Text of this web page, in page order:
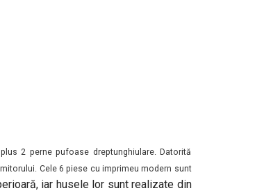
2 perne pufoase dreptunghiulare. Datorită
Cele 6 piese cu imprimeu modern sunt
iar husele lor sunt realizate din